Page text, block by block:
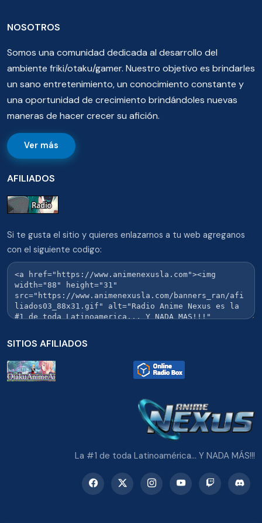
NOSOTROS
Somos una comunidad dedicada al desarrollo del
ambiente friki/otaku/gamer. Nuestro objetivo es brindarles
un sano entretenimiento, un conocimiento constante y
una oportunidad de crecimiento brindándoles nuevas
maneras de hacer crecer su afición.
Ver más
AFILIADOS
Si te gusta el sitio y quieres enlazarnos a tu web agreganos
con el siguiente codigo:
SITIOS AFILIADOS
La #1 de toda Latinoamérica... Y NADA MÁS!!!